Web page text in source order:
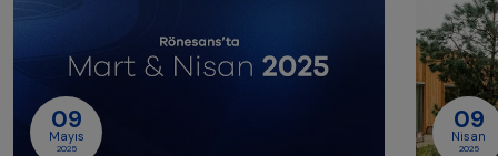
09
Mayıs
2025
09
Nisan
2025